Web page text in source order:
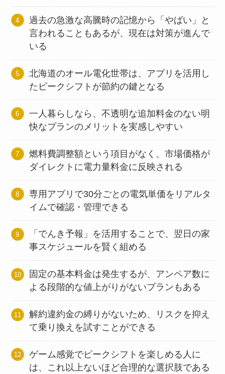
過去の急激な高騰時の記憶から「やばい」と
言われることもあるが、現在は対策が進んで
いる
北海道のオール電化世帯は、アプリを活用し
たピークシフトが節約の鍵となる
一人暮らしなら、不透明な追加料金のない明
快なプランのメリットを実感しやすい
燃料費調整額という項目がなく、市場価格が
ダイレクトに電力量料金に反映される
専用アプリで30分ごとの電気単価をリアルタ
イムで確認・管理できる
「でんき予報」を活用することで、翌日の家
事スケジュールを賢く組める
固定の基本料金は発生するが、アンペア数に
よる段階的な値上がりがないプランもある
解約違約金の縛りがないため、リスクを抑え
て乗り換えを試すことができる
ゲーム感覚でピークシフトを楽しめる人に
は、これ以上ないほど合理的な選択肢である